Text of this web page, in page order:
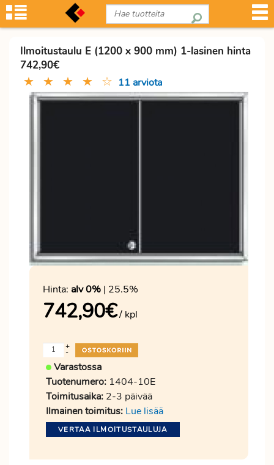
Ilmoitustaulu E (1200 x 900 mm) 1-lasinen hinta
742,90€
★ ★ ★ ★ ☆ 11 arviota
Hinta: alv 0% | 25.5%
742,90€/ kpl
-
+
Varastossa
Tuotenumero: 1404-10E
Toimitusaika: 2-3 päivää
Ilmainen toimitus: Lue lisää
VERTAA ILMOITUSTAULUJA